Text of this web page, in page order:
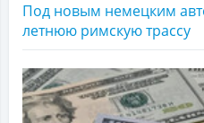
Под новым немецким
летнюю римскую трассу